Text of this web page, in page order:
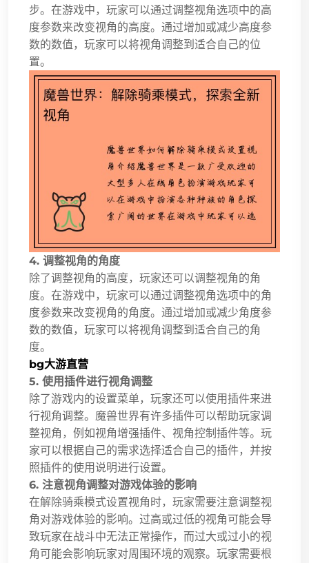
步。在游戏中，玩家可以通过调整视角选项中的高
度参数来改变视角的高度。通过增加或减少高度参
数的数值，玩家可以将视角调整到适合自己的位
置。
4. 调整视角的角度
除了调整视角的高度，玩家还可以调整视角的角
度。在游戏中，玩家可以通过调整视角选项中的角
度参数来改变视角的角度。通过增加或减少角度参
数的数值，玩家可以将视角调整到适合自己的角
度。
bg大游直营
5. 使用插件进行视角调整
除了游戏内的设置菜单，玩家还可以使用插件来进
行视角调整。魔兽世界有许多插件可以帮助玩家调
整视角，例如视角增强插件、视角控制插件等。玩
家可以根据自己的需求选择适合自己的插件，并按
照插件的使用说明进行设置。
6. 注意视角调整对游戏体验的影响
在解除骑乘模式设置视角时，玩家需要注意调整视
角对游戏体验的影响。过高或过低的视角可能会导
致玩家在战斗中无法正常操作，而过大或过小的视
角可能会影响玩家对周围环境的观察。玩家需要根